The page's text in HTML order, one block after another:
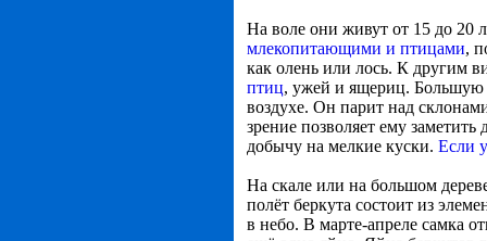
На воле они живут от 15 до 20
млекопитающими и птицами,
как олень или лось. К другим
птиц, ужей и ящериц. Большую
воздухе. Он парит над
зрение позволяет ему
добычу на мелкие куски. Если
На скале или на большом
полёт беркута состоит из
в небо. В марте-апреле самка